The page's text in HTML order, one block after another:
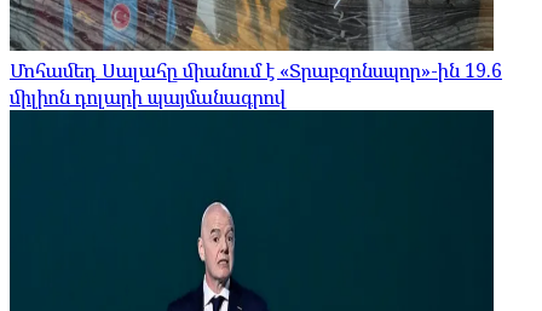
Մոհամեդ Սալահը միանում է «Տրաբզոնսպոր»-ին 19.6
միլիոն դոլարի պայմանագրով